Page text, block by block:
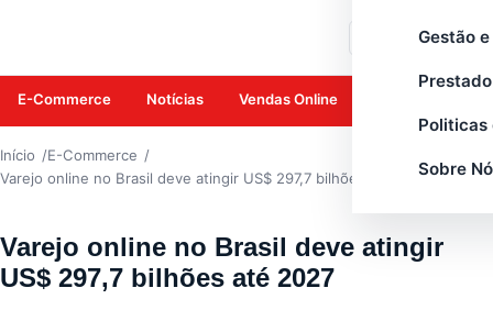
Gestão
Politicas
Sobre
E-Commerce Notícias Vendas Online
Início
E-Commerce
Varejo online no Brasil deve atingir US$ 297,7 bilhões até 2027
Varejo online no Brasil deve atingir
US$ 297,7 bilhões até 2027